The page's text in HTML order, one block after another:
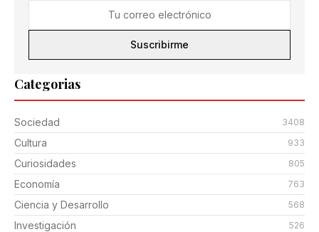
Categorias
Sociedad 3408
Cultura 933
Curiosidades 805
Economía 763
Ciencia y Desarrollo 568
Investigación 526
Suscribirme